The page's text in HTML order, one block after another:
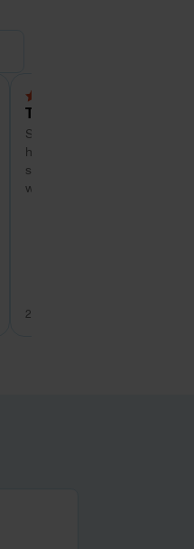
5,0 van 5 sterren
Tom
Super service tot zo ver.
hulp met uitzoeken van welk
systeem geschikt is. Vragen
worden snel beantwoord
26 juli 2026